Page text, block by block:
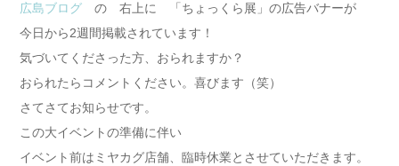
広島ブログ の 右上に 「ちょっくら展」の広告バナーが
今日から2週間掲載されています！
気づいてくださった方、おられますか？
おられたらコメントください。喜びます（笑）
さてさてお知らせです。
この大イベントの準備に伴い
イベント前はミヤカグ店舗、臨時休業とさせていただきます。